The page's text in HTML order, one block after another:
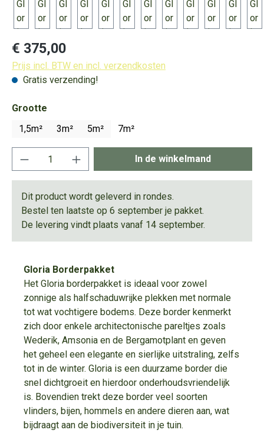
Normale prijs:
€ 375,00
Prijs incl. BTW en incl. verzendkosten
Gratis verzending!
Selecteer
Grootte
1,5m²
3m² 5m² 7m²
Producthoeveelheid: Voer de gewenste
In de winkelmand
Dit product wordt geleverd in rondes.
Bestel ten laatste op 6 september je pakket.
De levering vindt plaats vanaf 14 september.
Gloria Borderpakket
Het Gloria borderpakket is ideaal voor zowel
zonnige als halfschaduwrijke plekken met normale
tot wat vochtigere bodems. Deze border kenmerkt
zich door enkele architectonische pareltjes zoals
Wederik, Amsonia en de Bergamotplant en geven
het geheel een elegante en sierlijke uitstraling, zelfs
tot in de winter. Gloria is een duurzame border die
snel dichtgroeit en hierdoor onderhoudsvriendelijk
is. Bovendien trekt deze border veel soorten
vlinders, bijen, hommels en andere dieren aan, wat
bijdraagt aan de biodiversiteit in je tuin.